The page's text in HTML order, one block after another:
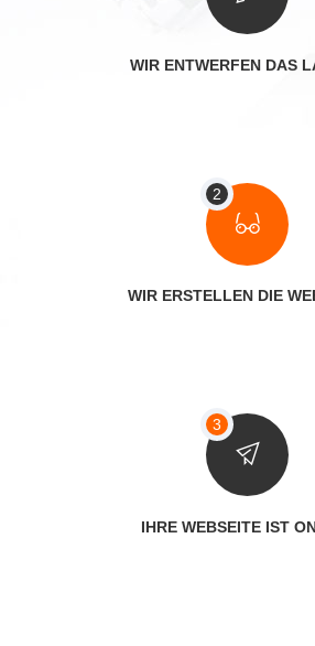
WIR ENTWERFEN DAS
WIR ERSTELLEN DIE
IHRE WEBSEITE IST